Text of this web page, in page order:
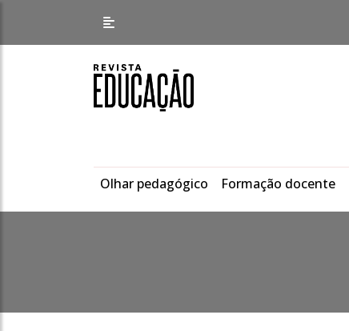
Olhar pedagógico Formação docente